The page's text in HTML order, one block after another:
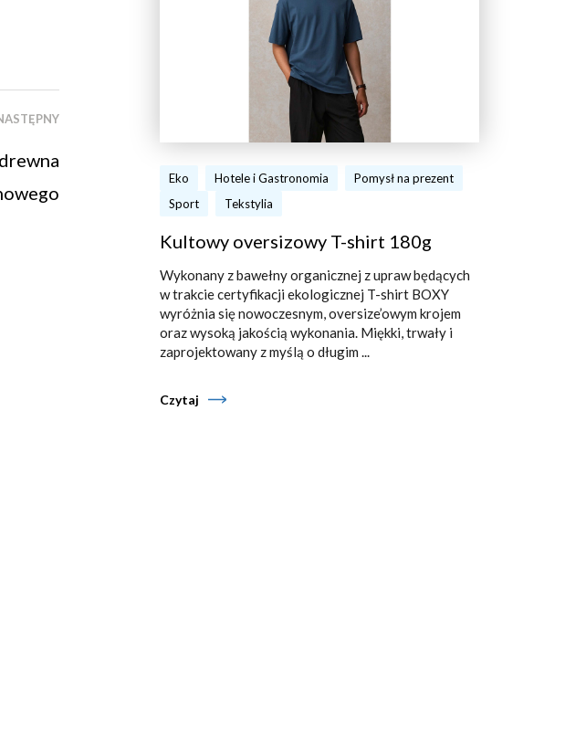
Eko Hotele i Gastronomia
Pomysł na prezent
Sport
Tekstylia
Kultowy oversizowy T-shirt 180g
Wykonany z bawełny organicznej z upraw będących
w trakcie certyfikacji ekologicznej T-shirt BOXY
wyróżnia się nowoczesnym, oversize’owym krojem
oraz wysoką jakością wykonania. Miękki, trwały i
zaprojektowany z myślą o długim ...
Czytaj